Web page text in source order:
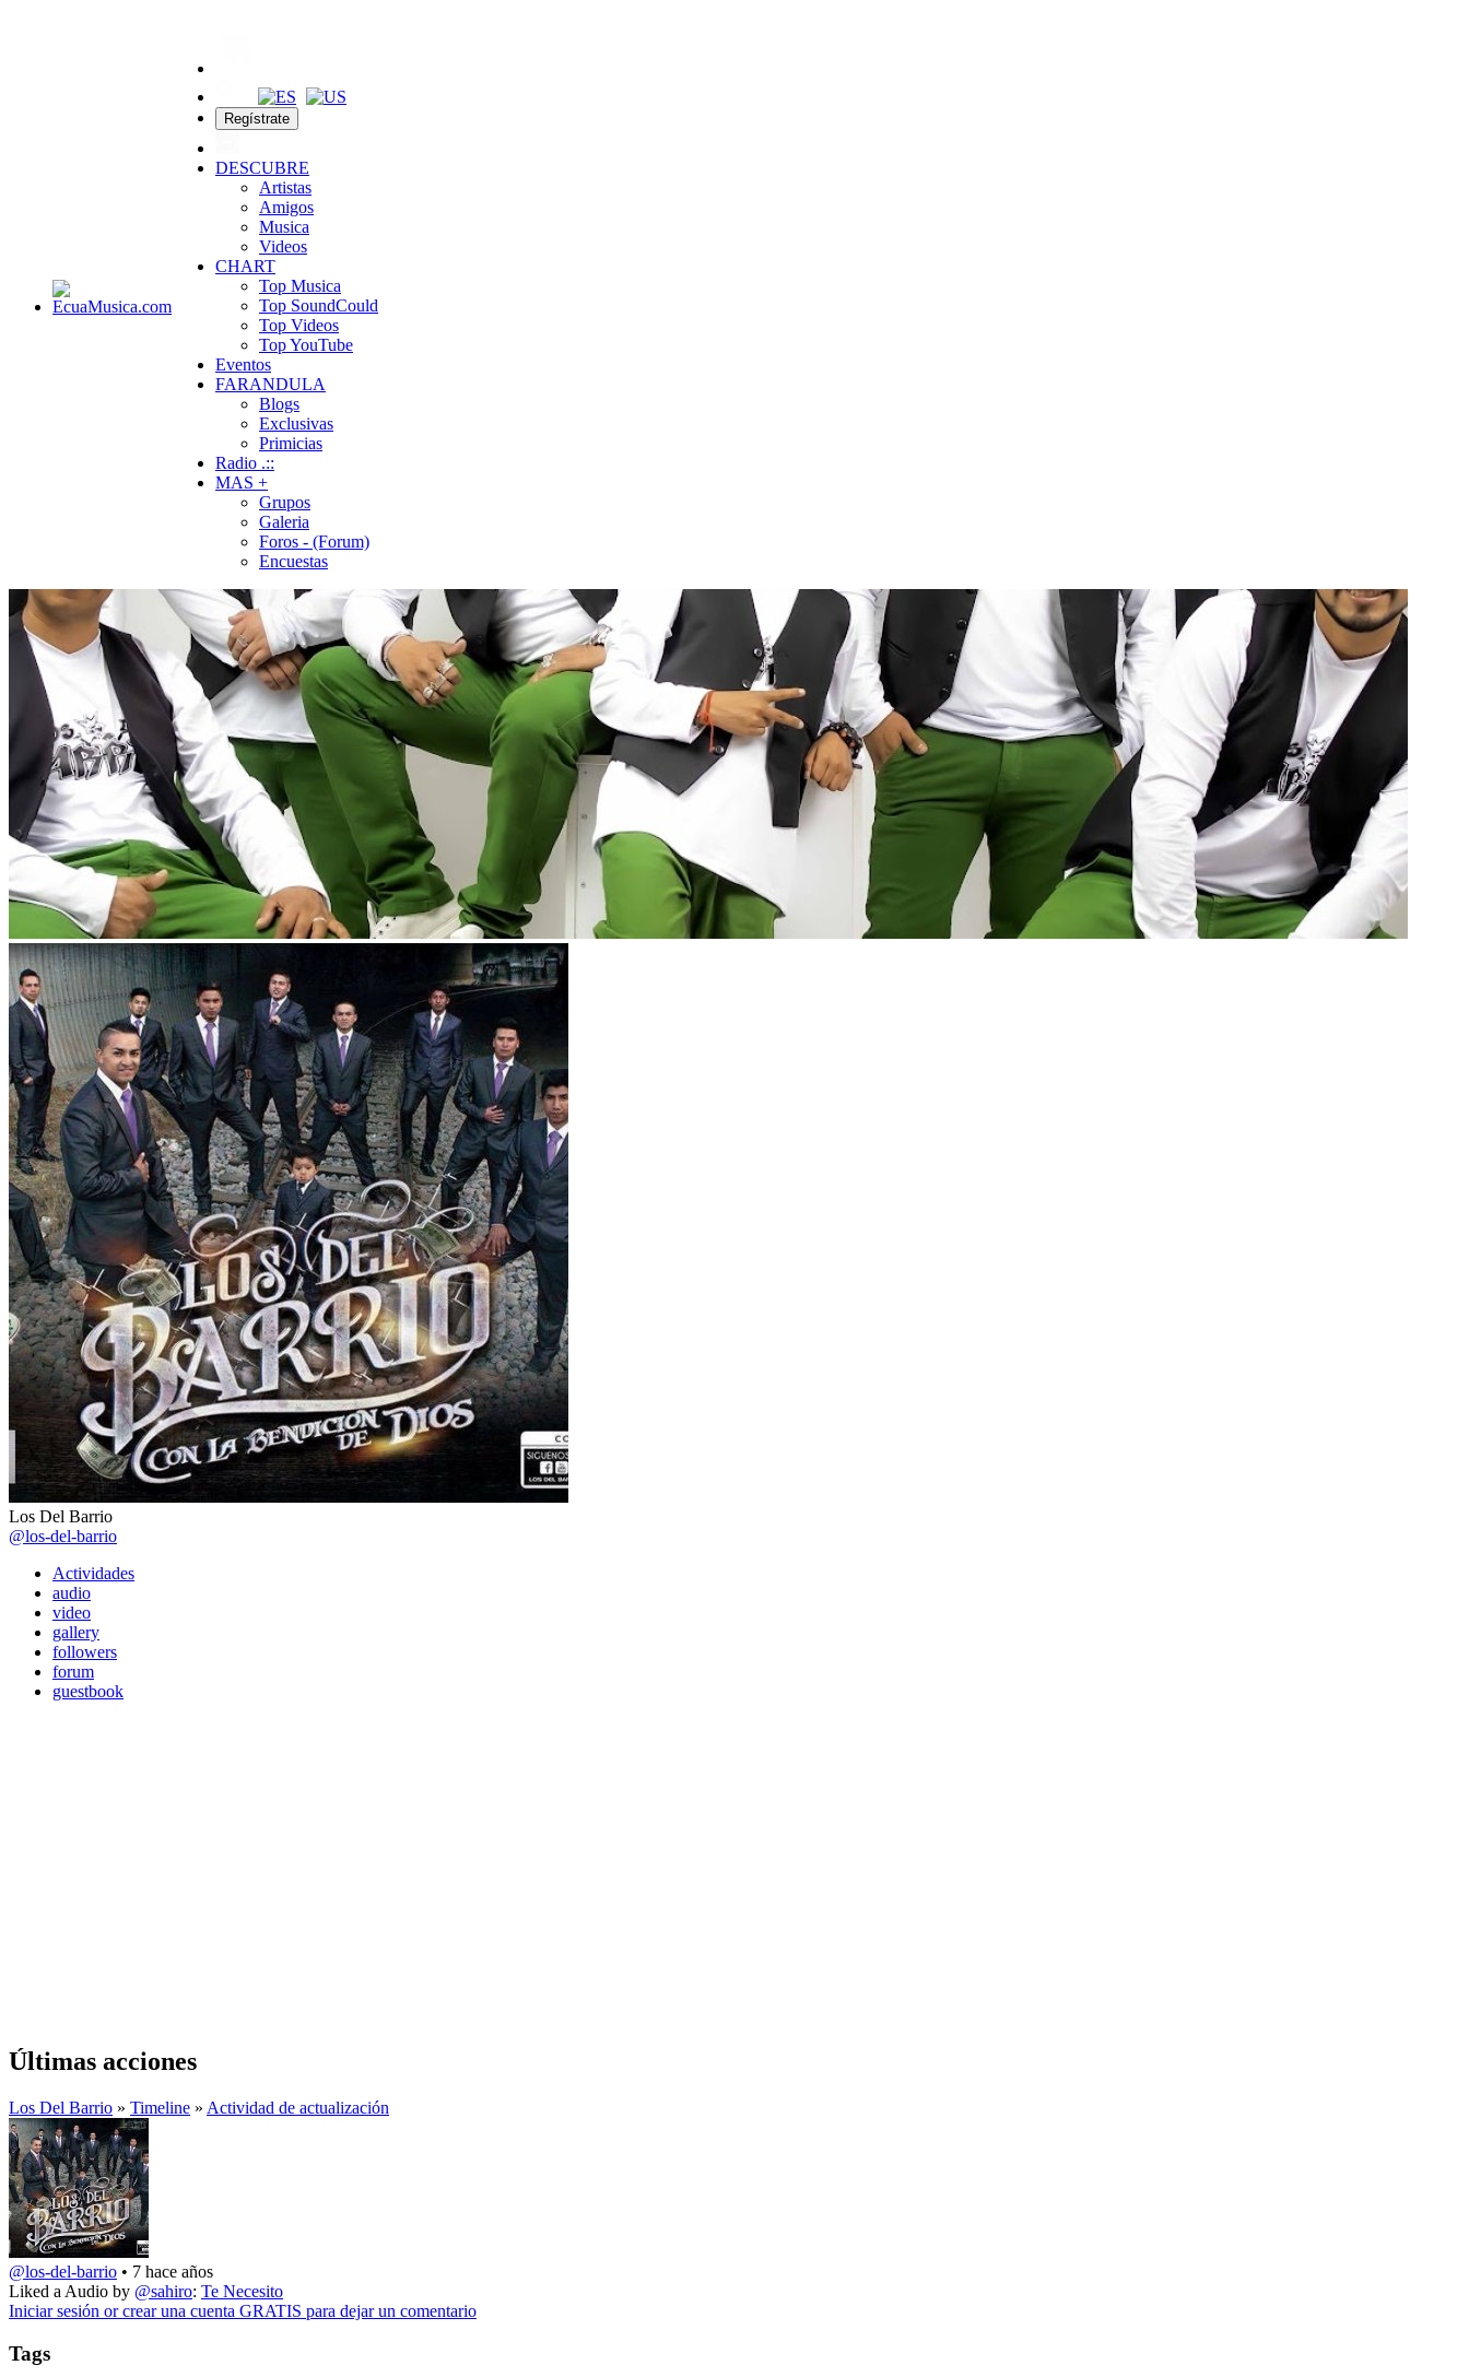
Regístrate
DESCUBRE
Artistas
Amigos
Musica
Videos
CHART
Top Musica
Top SoundCould
Top Videos
Top YouTube
Eventos
FARANDULA
Blogs
Exclusivas
Primicias
Radio .::
MAS +
Grupos
Galeria
Foros - (Forum)
Encuestas
Los Del Barrio
@los-del-barrio
Actividades
audio
video
gallery
followers
forum
guestbook
Últimas acciones
Los Del Barrio » Timeline » Actividad de actualización
@los-del-barrio • 7 hace años
Liked a Audio by @sahiro: Te Necesito
Iniciar sesión or crear una cuenta GRATIS para dejar un comentario
Tags